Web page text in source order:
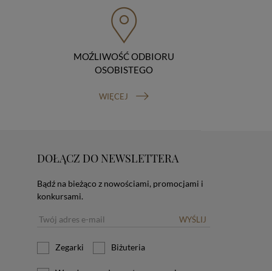
MOŹLIWOŚĆ ODBIORU
OSOBISTEGO
WIĘCEJ
DOŁĄCZ DO NEWSLETTERA
Bądź na bieżąco z nowościami, promocjami i
konkursami.
WYŚLIJ
Zegarki Biżuteria